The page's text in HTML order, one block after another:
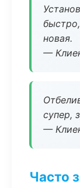
новая.
—
супер,
—
Часто